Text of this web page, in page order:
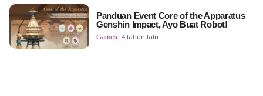
Panduan Event Core of the Apparatus
Genshin Impact, Ayo Buat Robot!
Games 4 tahun lalu